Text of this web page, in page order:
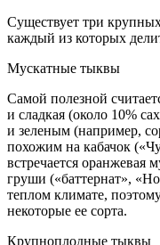
Существует три
каждый из которых
Мускатные тыквы
Самой полезной
и сладкая (около 10%
и зеленым (например,
похожим на кабачок
встречается оранжевая
груши («баттернат»,
теплом климате,
некоторые ее сорта.
Крупноплодные тыквы